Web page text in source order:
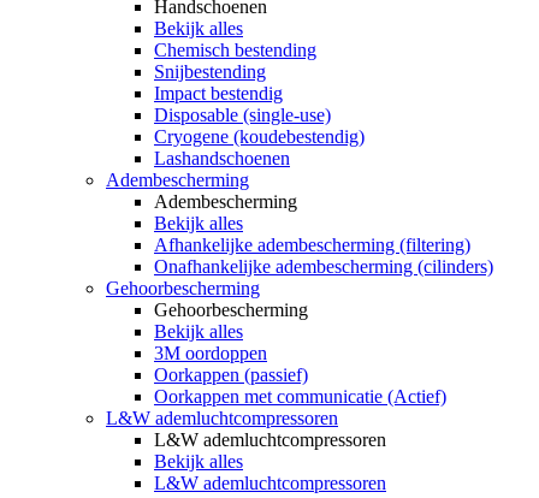
Handschoenen
Bekijk alles
Chemisch bestending
Snijbestending
Impact bestendig
Disposable (single-use)
Cryogene (koudebestendig)
Lashandschoenen
Adembescherming
Adembescherming
Bekijk alles
Afhankelijke adembescherming (filtering)
Onafhankelijke adembescherming (cilinders)
Gehoorbescherming
Gehoorbescherming
Bekijk alles
3M oordoppen
Oorkappen (passief)
Oorkappen met communicatie (Actief)
L&W ademluchtcompressoren
L&W ademluchtcompressoren
Bekijk alles
L&W ademluchtcompressoren